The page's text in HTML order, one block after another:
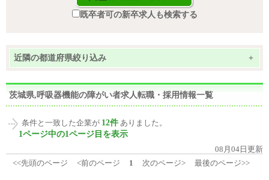
既卒者可の新卒求人も検索する
近隣の都道府県絞り込み +
茨城県,呼吸器機能の障がい者求人転職・採用情報一覧
条件と一致した企業が 12件 ありました。
1ページ中の1ページ目を表示
08月04日更新
<<先頭のページ
<前のページ 1 次のページ> 最後のページ>>